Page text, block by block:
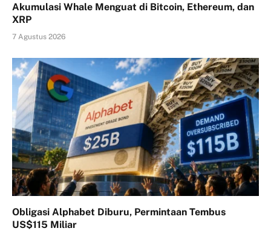
Akumulasi Whale Menguat di Bitcoin, Ethereum, dan
XRP
7 Agustus 2026
Obligasi Alphabet Diburu, Permintaan Tembus
US$115 Miliar